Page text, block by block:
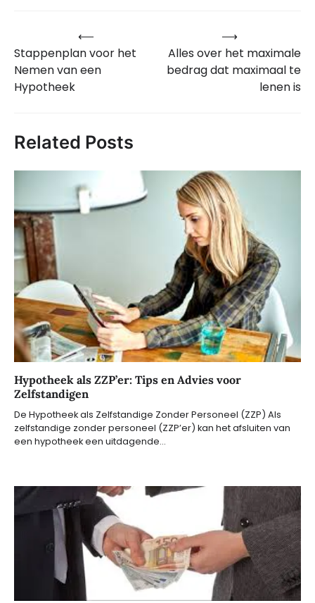
navigatie
⟵
Stappenplan voor het
Nemen van een
Hypotheek
Alles over het maximale
bedrag dat maximaal te
lenen is
⟶
Related Posts
Hypotheek als ZZP’er: Tips en Advies voor
Zelfstandigen
De Hypotheek als Zelfstandige Zonder Personeel (ZZP) Als
zelfstandige zonder personeel (ZZP’er) kan het afsluiten van
een hypotheek een uitdagende…